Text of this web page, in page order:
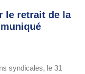
le retrait de la
syndicales, le 31